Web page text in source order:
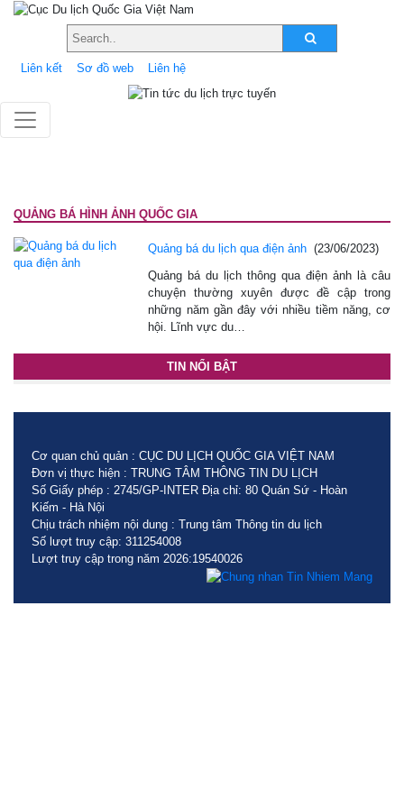
Liên kết Sơ đồ web Liên hệ
QUẢNG BÁ HÌNH ẢNH QUỐC GIA
Quảng bá du lịch qua điện ảnh (23/06/2023)
Quảng bá du lịch thông qua điện ảnh là câu
chuyện thường xuyên được đề cập trong
những năm gần đây với nhiều tiềm năng, cơ
hội. Lĩnh vực du…
TIN NỔI BẬT
Cơ quan chủ quản : CỤC DU LỊCH QUỐC GIA VIỆT NAM
Đơn vị thực hiện : TRUNG TÂM THÔNG TIN DU LỊCH
Số Giấy phép : 2745/GP-INTER Địa chỉ: 80 Quán Sứ - Hoàn
Kiếm - Hà Nội
Chịu trách nhiệm nội dung : Trung tâm Thông tin du lịch
Số lượt truy cập: 311254008
Lượt truy cập trong năm 2026:19540026